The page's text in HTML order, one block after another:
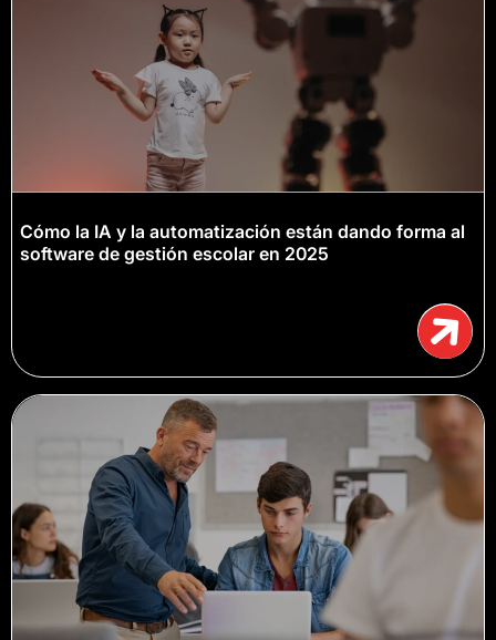
Cómo la IA y la automatización están dando forma al
software de gestión escolar en 2025